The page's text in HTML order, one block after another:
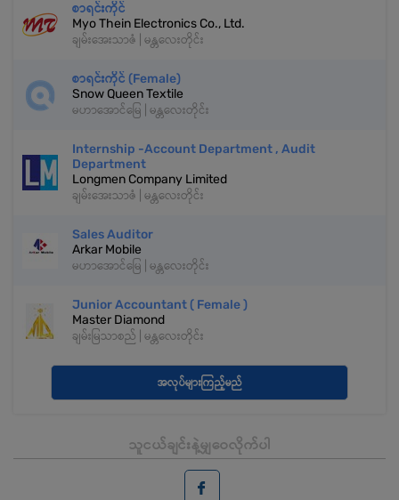
စာရင်းကိုင်
Myo Thein Electronics Co., Ltd.
ချမ်းအေးသာဇံ | မန္တလေးတိုင်း
စာရင်းကိုင် (Female)
Snow Queen Textile
မဟာအောင်မြေ | မန္တလေးတိုင်း
Internship -Account Department , Audit
Department
Longmen Company Limited
ချမ်းအေးသာဇံ | မန္တလေးတိုင်း
Sales Auditor
Arkar Mobile
မဟာအောင်မြေ | မန္တလေးတိုင်း
Junior Accountant ( Female )
Master Diamond
ချမ်းမြသာစည် | မန္တလေးတိုင်း
အလုပ်များကြည့်မည်
သူငယ်ချင်းနဲ့မျှဝေလိုက်ပါ